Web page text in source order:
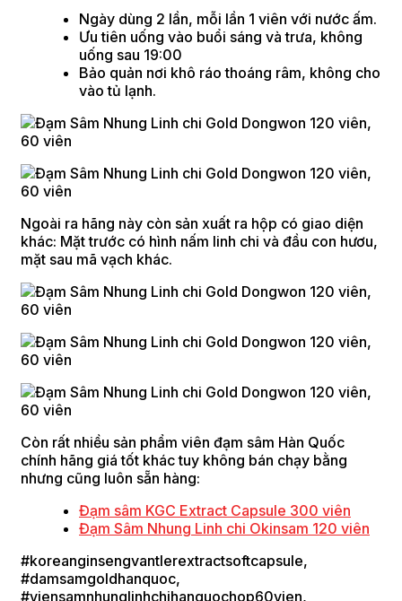
Ngày dùng 2 lần, mỗi lần 1 viên với nước ấm.
Ưu tiên uống vào buổi sáng và trưa, không
uống sau 19:00
Bảo quản nơi khô ráo thoáng râm, không cho
vào tủ lạnh.
Ngoài ra hãng này còn sản xuất ra hộp có giao diện
khác: Mặt trước có hình nấm linh chi và đầu con hươu,
mặt sau mã vạch khác.
Còn rất nhiều sản phẩm viên đạm sâm Hàn Quốc
chính hãng giá tốt khác tuy không bán chạy bằng
nhưng cũng luôn sẵn hàng:
Đạm sâm KGC Extract Capsule 300 viên
Đạm Sâm Nhung Linh chi Okinsam 120 viên
#koreanginsengvantlerextractsoftcapsule,
#damsamgoldhanquoc,
#viensamnhunglinhchihanquochop60vien,